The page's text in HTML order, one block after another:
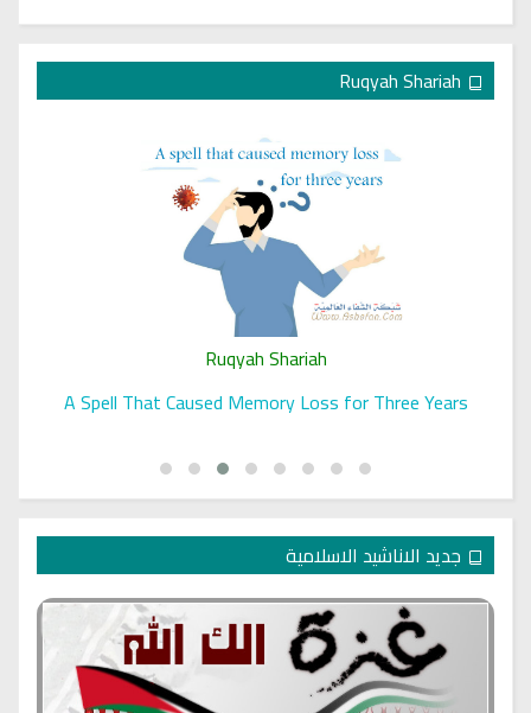
Ruqyah Shariah
A Spell That Caused Memory Loss for Three Years
جديد الاناشيد الاسلامية